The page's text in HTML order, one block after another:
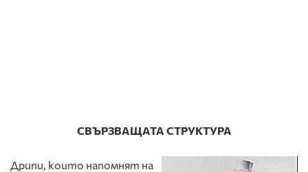
СВЪРЗВАЩАТА СТРУКТУРА
Дрипи, които напомнят на